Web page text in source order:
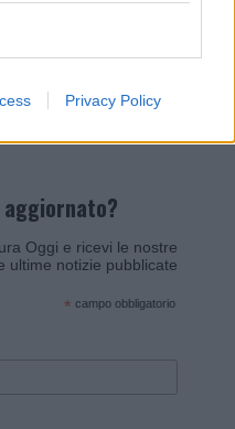
Privacy Policy
|Pubblicità|Segnala
Oggi e ricevi le nostre
ultime notizie pubblicate
* campo obbligatorio